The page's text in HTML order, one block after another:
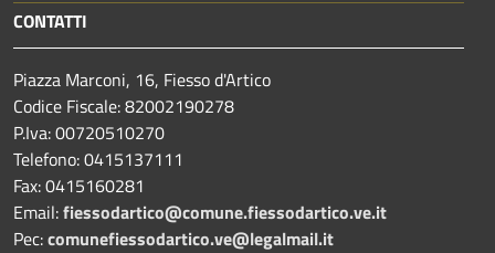
CONTATTI
Piazza Marconi, 16, Fiesso d'Artico
Codice Fiscale: 82002190278
P.Iva: 00720510270
Telefono:0415137111
Fax:0415160281
Email:fiessodartico@comune.fiessodartico.ve.it
Pec:comunefiessodartico.ve@legalmail.it